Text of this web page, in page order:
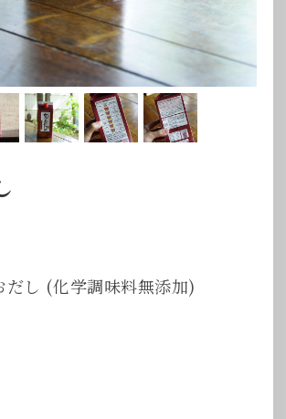
だし (化学調味料無添加)